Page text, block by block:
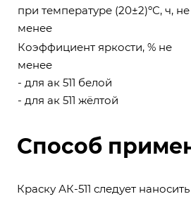
при температуре (20±2)ºС, ч, не
менее
Коэффициент яркости, % не
менее
- для ак 511 белой
- для ак 511 жёлтой
Способ
Краску АК-511 следует